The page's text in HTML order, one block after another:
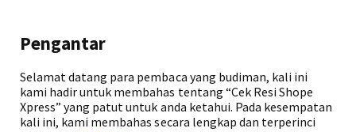
Pengantar
Selamat datang para pembaca yang budiman, kali ini
kami hadir untuk membahas tentang “Cek Resi Shope
Xpress” yang patut untuk anda ketahui. Pada kesempatan
kali ini, kami membahas secara lengkap dan terperinci